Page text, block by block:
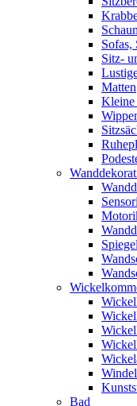
Sofas,
Sitz-
Matten
Kleine
Spiegel
Bad